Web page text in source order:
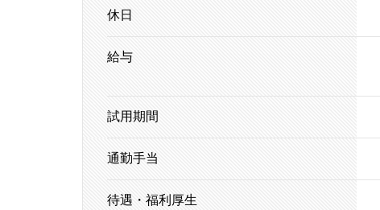
休日
給与
試用期間
通勤手当
待遇・福利厚生